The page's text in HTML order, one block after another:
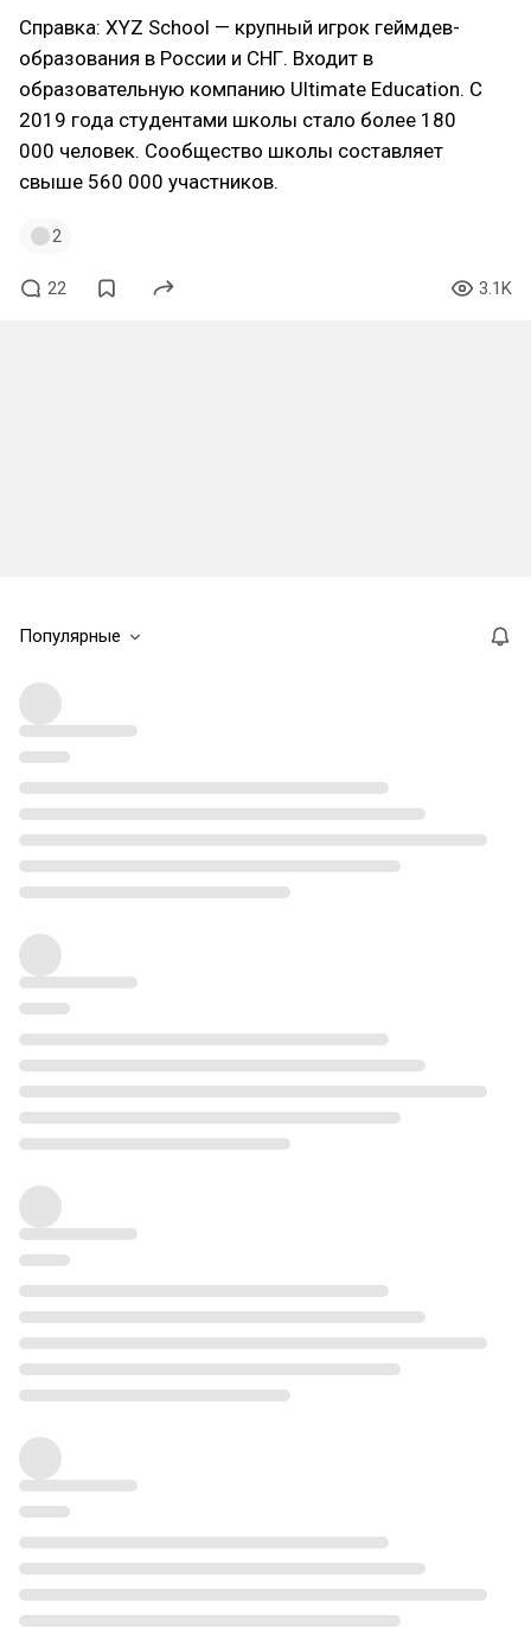
Справка: XYZ School — крупный игрок геймдев-
образования в России и СНГ. Входит в
образовательную компанию Ultimate Education. С
2019 года студентами школы стало более 180
000 человек. Сообщество школы составляет
свыше 560 000 участников.
2
22 3.1K
Популярные